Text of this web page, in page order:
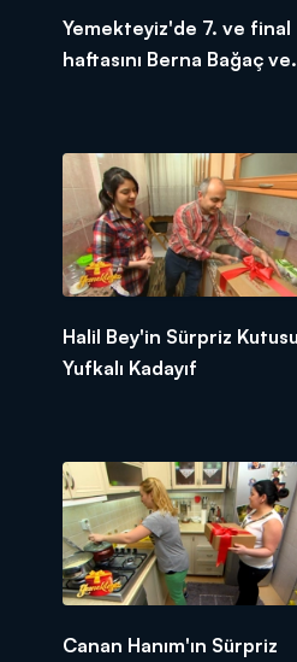
Yemekteyiz'de 7. ve final
haftasını Berna Bağaç ve
Halil Bey'in Sürpriz
Yufkalı Kadayıf
Canan Hanım'ın Sürpriz